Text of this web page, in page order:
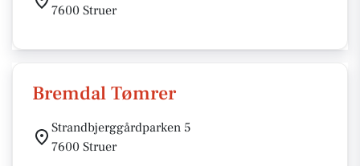
7600 Struer
Bremdal Tømrer
Strandbjerggårdparken 5
7600 Struer